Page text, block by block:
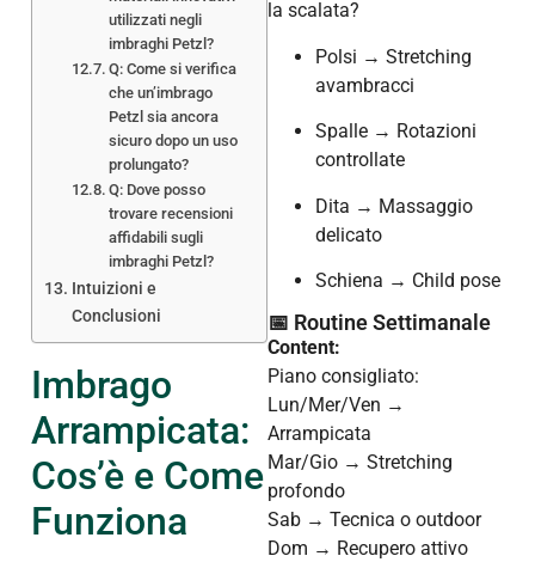
utilizzati negli
imbraghi Petzl?
Q: Come si verifica
che un’imbrago
Petzl sia ancora
sicuro dopo un uso
prolungato?
Q: Dove posso
trovare recensioni
affidabili sugli
imbraghi Petzl?
Intuizioni e
Conclusioni
Imbrago
Arrampicata:
Cos’è e Come
Funziona
la scalata?
Polsi → Stretching
avambracci
Spalle → Rotazioni
controllate
Dita → Massaggio
delicato
Schiena → Child pose
📅 Routine Settimanale
Content:
Piano consigliato:
Lun/Mer/Ven →
Arrampicata
Mar/Gio → Stretching
profondo
Sab → Tecnica o outdoor
Dom → Recupero attivo